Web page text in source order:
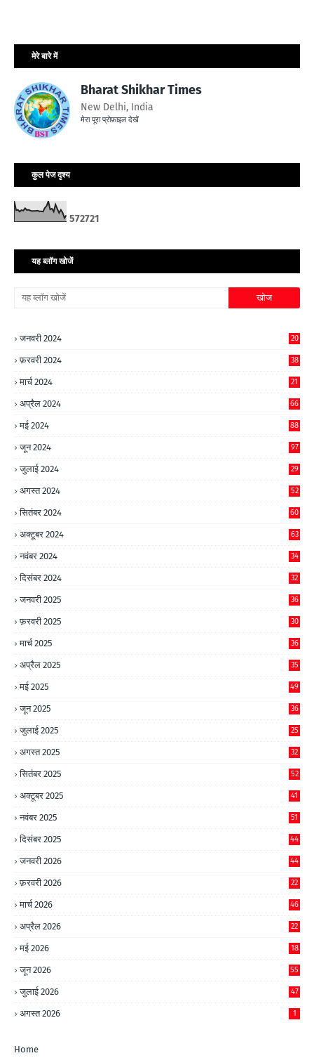
मेरे बारे में
Bharat Shikhar Times
New Delhi, India
मेरा पूरा प्रोफ़ाइल देखें
कुल पेज दृश्य
572721
यह ब्लॉग खोजें
जनवरी 2024 20
फ़रवरी 2024 38
मार्च 2024 21
अप्रैल 2024 66
मई 2024 88
जून 2024 97
जुलाई 2024 29
अगस्त 2024 52
सितंबर 2024 60
अक्टूबर 2024 63
नवंबर 2024 34
दिसंबर 2024 32
जनवरी 2025 36
फ़रवरी 2025 30
मार्च 2025 36
अप्रैल 2025 35
मई 2025 49
जून 2025 36
जुलाई 2025 25
अगस्त 2025 32
सितंबर 2025 52
अक्टूबर 2025 41
नवंबर 2025 51
दिसंबर 2025 44
जनवरी 2026 44
फ़रवरी 2026 22
मार्च 2026 46
अप्रैल 2026 22
मई 2026 18
जून 2026 55
जुलाई 2026 47
अगस्त 2026 1
Home